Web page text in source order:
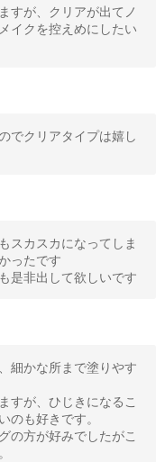
すが、クリアが出てノ
イクを控えめにしたい
でクリアタイプは嬉し
スカスカになってしま
ったです
是非出して欲しいです
細かな所まで塗りやす
すが、ひじきになるこ
も好きです。
の方が好みでしたがこ